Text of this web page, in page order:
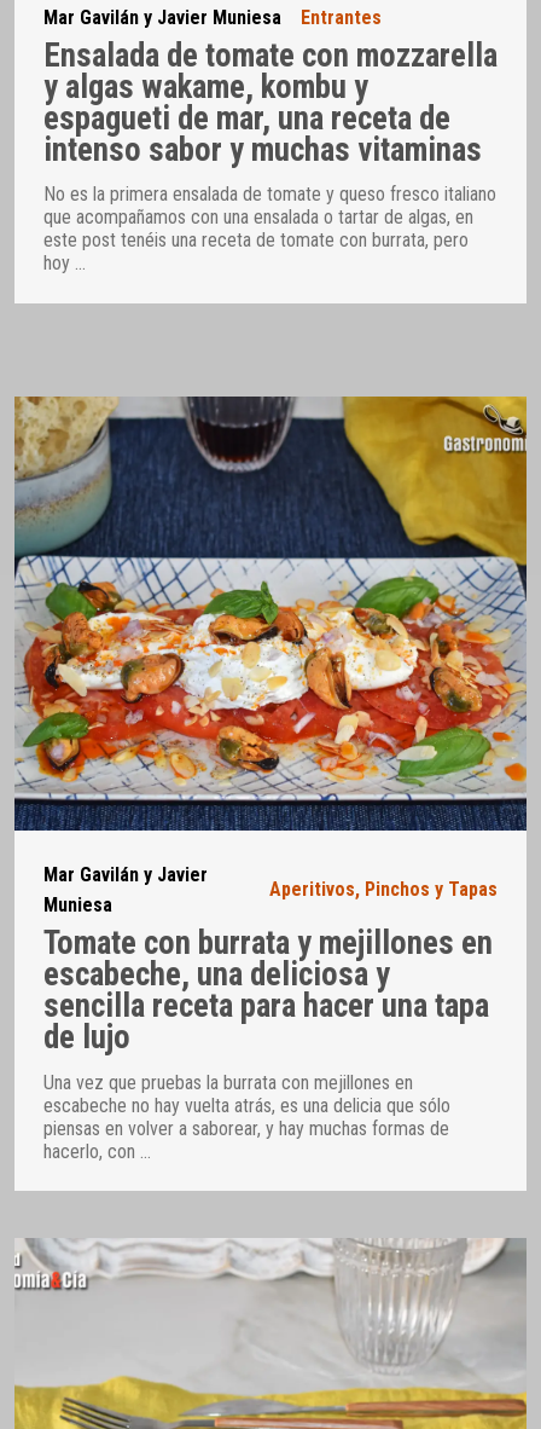
Mar Gavilán y Javier Muniesa Entrantes
Ensalada de tomate con mozzarella
y algas wakame, kombu y
espagueti de mar, una receta de
intenso sabor y muchas vitaminas
No es la primera ensalada de tomate y queso fresco italiano
que acompañamos con una ensalada o tartar de algas, en
este post tenéis una receta de tomate con burrata, pero
hoy …
Mar Gavilán y Javier
Muniesa
Aperitivos, Pinchos y Tapas
Tomate con burrata y mejillones en
escabeche, una deliciosa y
sencilla receta para hacer una tapa
de lujo
Una vez que pruebas la burrata con mejillones en
escabeche no hay vuelta atrás, es una delicia que sólo
piensas en volver a saborear, y hay muchas formas de
hacerlo, con